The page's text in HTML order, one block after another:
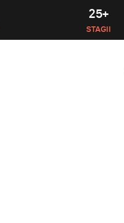
25+
STAGII